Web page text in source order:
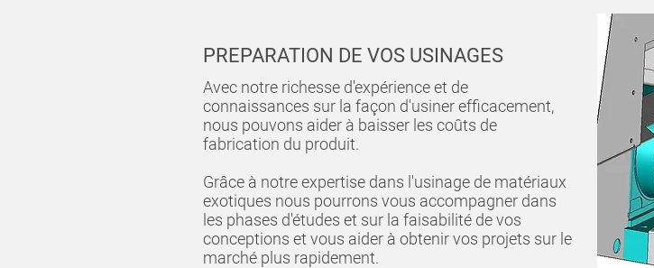
Avec notre richesse d'expérience et de
connaissances sur la façon d'usiner efficacement,
nous pouvons aider à baisser les coûts de
fabrication du produit.
Grâce à notre expertise dans l'usinage de matériaux
exotiques nous pourrons vous accompagner dans
les phases d'études et sur la faisabilité de vos
conceptions et vous aider à obtenir vos projets sur le
marché plus rapidement.
PREPARATION DE VOS USINAGES